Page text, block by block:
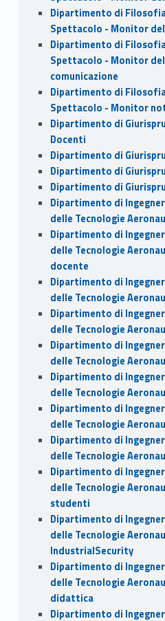
Dipartimento di
Spettacolo - Monitor
Dipartimento di
Spettacolo - Monitor del
comunicazione
Dipartimento di
Spettacolo - Monitor
Dipartimento di
Docenti
Dipartimento di
Dipartimento di
Dipartimento di
Dipartimento di
delle Tecnologie
Dipartimento di
delle Tecnologie
docente
Dipartimento di
delle Tecnologie
Dipartimento di
delle Tecnologie
Dipartimento di
delle Tecnologie
Dipartimento di
delle Tecnologie
Dipartimento di
delle Tecnologie
Dipartimento di
delle Tecnologie
Dipartimento di
delle Tecnologie
studenti
Dipartimento di
delle Tecnologie
IndustrialSecurity
Dipartimento di
delle Tecnologie
didattica
Dipartimento di